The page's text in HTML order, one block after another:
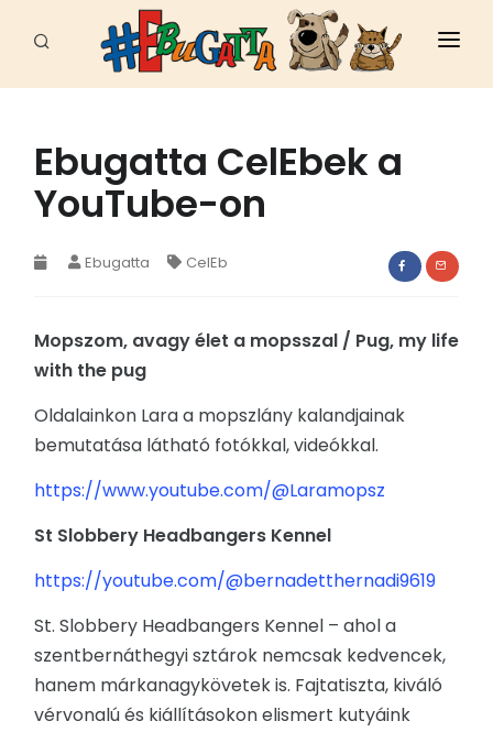
FŐOLDAL
HÍREK
CELEB
EBUGATTA
SPORT - MUNKA
EGÉSZSÉG
RENDEZVÉNYEK
REKLÁMAJÁNDÉK
Ebugatta CelEbek a
YouTube-on
Ebugatta CelEb
Mopszom, avagy élet a mopsszal / Pug, my life
with the pug
Oldalainkon Lara a mopszlány kalandjainak
bemutatása látható fotókkal, videókkal.
https://www.youtube.com/@Laramopsz
St Slobbery Headbangers Kennel
https://youtube.com/@bernadetthernadi9619
St. Slobbery Headbangers Kennel – ahol a
szentbernáthegyi sztárok nemcsak kedvencek,
hanem márkanagykövetek is. Fajtatiszta, kiváló
vérvonalú és kiállításokon elismert kutyáink